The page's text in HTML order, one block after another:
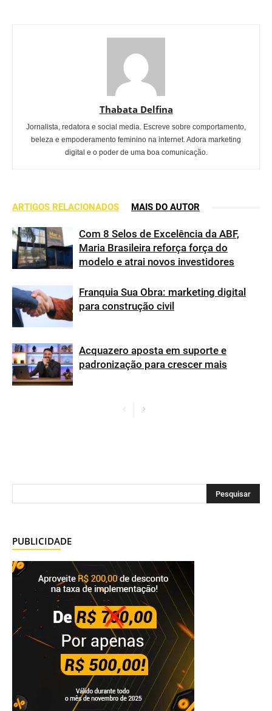
Thabata Delfina
Jornalista, redatora e social media. Escreve sobre comportamento,
beleza e empoderamento feminino na internet. Adora marketing
digital e o poder de uma boa comunicação.
ARTIGOS RELACIONADOS MAIS DO AUTOR
Com 8 Selos de Excelência da ABF,
Maria Brasileira reforça força do
modelo e atrai novos investidores
Franquia Sua Obra: marketing digital
para construção civil
Acquazero aposta em suporte e
padronização para crescer mais
PUBLICIDADE